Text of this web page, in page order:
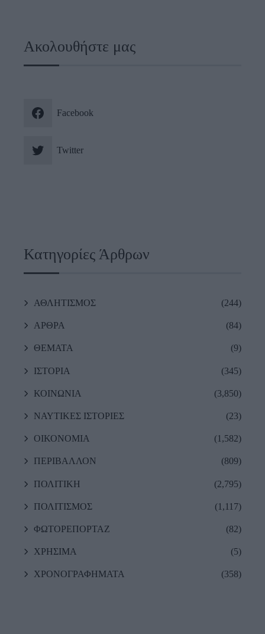
Ακολουθήστε μας
Facebook
Twitter
Κατηγορίες Άρθρων
ΑΘΛΗΤΙΣΜΟΣ (244)
ΑΡΘΡΑ (84)
ΘΕΜΑΤΑ (9)
ΙΣΤΟΡΙΑ (345)
ΚΟΙΝΩΝΙΑ (3,850)
ΝΑΥΤΙΚΕΣ ΙΣΤΟΡΙΕΣ (23)
ΟΙΚΟΝΟΜΙΑ (1,582)
ΠΕΡΙΒΑΛΛΟΝ (809)
ΠΟΛΙΤΙΚΗ (2,795)
ΠΟΛΙΤΙΣΜΟΣ (1,117)
ΦΩΤΟΡΕΠΟΡΤΑΖ (82)
ΧΡΗΣΙΜΑ (5)
ΧΡΟΝΟΓΡΑΦΗΜΑΤΑ (358)